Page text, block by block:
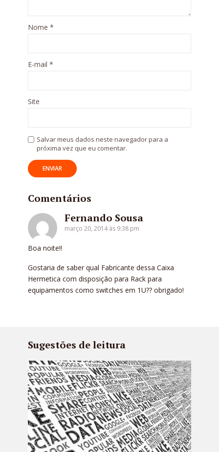
Nome *
E-mail *
Site
Salvar meus dados neste navegador para a
próxima vez que eu comentar.
Comentários
Fernando Sousa
março 20, 2014 às 9:38 pm
Boa noite!!
Gostaria de saber qual Fabricante dessa Caixa
Hermetica com disposição para Rack para
equipamentos como switches em 1U?? obrigado!
Sugestões de leitura